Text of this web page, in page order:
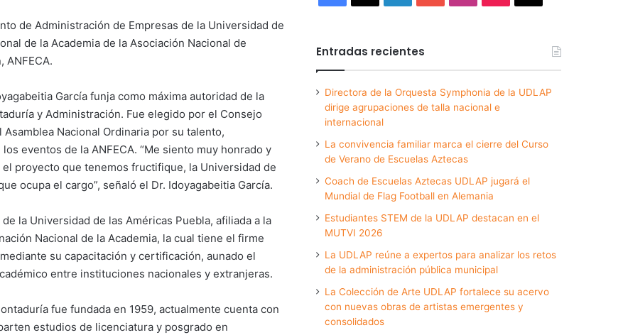
de Administración de Empresas de la Universidad de
de la Academia de la Asociación Nacional de
ANFECA.
García funja como máxima autoridad de la
y Administración. Fue elegido por el Consejo
Nacional Ordinaria por su talento,
eventos de la ANFECA. “Me siento muy honrado y
proyecto que tenemos fructifique, la Universidad de
ocupa el cargo”, señaló el Dr. Idoyagabeitia García.
la Universidad de las Américas Puebla, afiliada a la
Nacional de la Academia, la cual tiene el firme
su capacitación y certificación, aunado el
entre instituciones nacionales y extranjeras.
fue fundada en 1959, actualmente cuenta con
estudios de licenciatura y posgrado en
Entradas recientes
Directora de la Orquesta Symphonia de la UDLAP
dirige agrupaciones de talla nacional e
internacional
La convivencia familiar marca el cierre del Curso
de Verano de Escuelas Aztecas
Coach de Escuelas Aztecas UDLAP jugará el
Mundial de Flag Football en Alemania
Estudiantes STEM de la UDLAP destacan en el
MUTVI 2026
La UDLAP reúne a expertos para analizar los retos
de la administración pública municipal
La Colección de Arte UDLAP fortalece su acervo
con nuevas obras de artistas emergentes y
consolidados